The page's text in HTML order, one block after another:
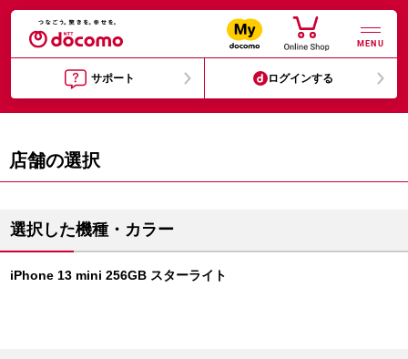
MENU
サポート ログインする
店舗の選択
選択した機種・カラー
iPhone 13 mini 256GB スターライト